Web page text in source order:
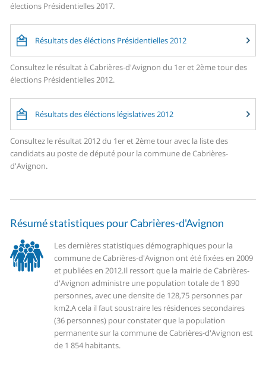
élections Présidentielles 2017.
Résultats des éléctions Présidentielles 2012
Consultez le résultat à Cabrières-d'Avignon du 1er et 2ème tour des
élections Présidentielles 2012.
Résultats des éléctions législatives 2012
Consultez le résultat 2012 du 1er et 2ème tour avec la liste des
candidats au poste de député pour la commune de Cabrières-
d'Avignon.
Résumé statistiques pour Cabrières-d'Avignon
Les dernières statistiques démographiques pour la
commune de Cabrières-d'Avignon ont été fixées en 2009
et publiées en 2012.Il ressort que la mairie de Cabrières-
d'Avignon administre une population totale de 1 890
personnes, avec une densite de 128,75 personnes par
km2.A cela il faut soustraire les résidences secondaires
(36 personnes) pour constater que la population
permanente sur la commune de Cabrières-d'Avignon est
de 1 854 habitants.